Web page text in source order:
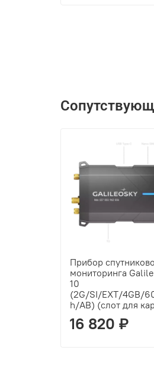
Прибор
мониторинга
10
(2G/SI/EXT/4GB/
h/AB) (слот для
16 820 ₽